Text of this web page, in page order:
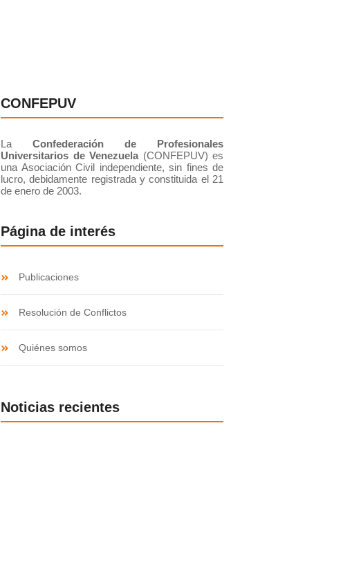
CONFEPUV
La Confederación de Profesionales
Universitarios de Venezuela (CONFEPUV) es
una Asociación Civil independiente, sin fines de
lucro, debidamente registrada y constituida el 21
de enero de 2003.
Página de interés
Publicaciones
Resolución de Conflictos
Quiénes somos
Noticias recientes